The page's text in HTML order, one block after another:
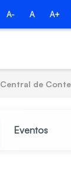
A- A A+
Central de
Eventos